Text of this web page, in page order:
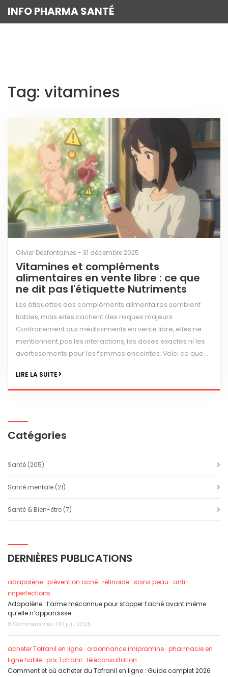
INFO PHARMA SANTÉ
Tag: vitamines
Olivier Desfontaines - 31 décembre 2025
Vitamines et compléments
alimentaires en vente libre : ce que
ne dit pas l'étiquette Nutriments
Les étiquettes des compléments alimentaires semblent
fiables, mais elles cachent des risques majeurs.
Contrairement aux médicaments en vente libre, elles ne
mentionnent pas les interactions, les doses exactes ni les
avertissements pour les femmes enceintes. Voici ce que
LIRE LA SUITE
Catégories
Santé (205)
Santé mentale (21)
Santé & Bien-être (7)
DERNIÈRES PUBLICATIONS
adapalène prévention acné rétinoïde soins peau
anti-
imperfections
Adapalène : l’arme méconnue pour stopper l’acné avant même
qu’elle n’apparaisse
6 Commentaires | 10 juil. 2025
acheter Tofranil en ligne ordonnance imipramine pharmacie en
ligne fiable prix Tofranil téléconsultation
Comment et où acheter du Tofranil en ligne : Guide complet 2026